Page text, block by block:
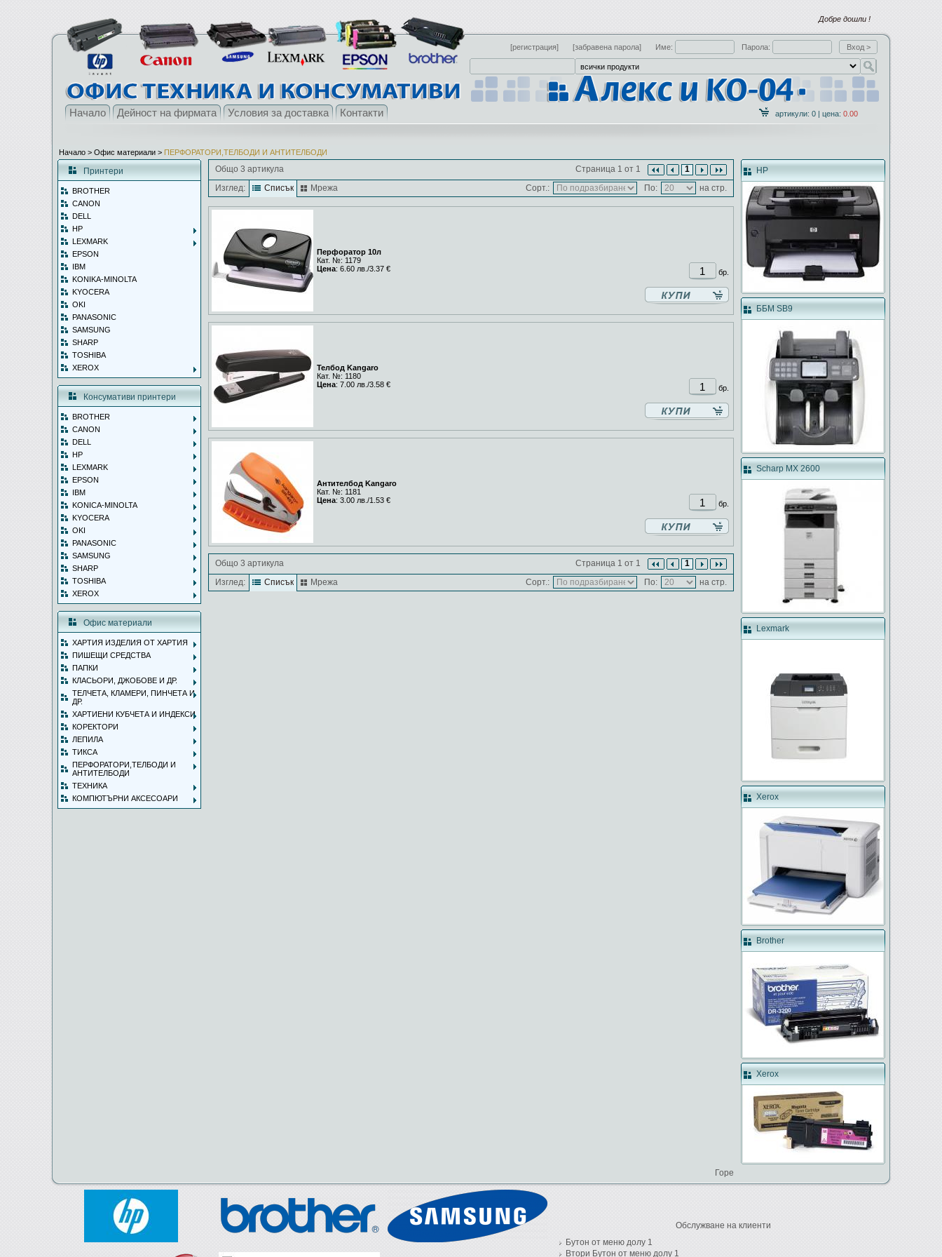
Добре дошли !
[регистрация] [забравена парола] Име: Парола:
Начало Дейност на фирмата Условия за доставка Контакти артикули: 0 | цена: 0.00
Начало > Офис материали > ПЕРФОРАТОРИ,ТЕЛБОДИ И АНТИТЕЛБОДИ
Принтери
BROTHER
CANON
DELL
HP
LEXMARK
EPSON
IBM
KONIKA-MINOLTA
KYOCERA
OKI
PANASONIC
SAMSUNG
SHARP
TOSHIBA
XEROX
Консумативи принтери
BROTHER
CANON
DELL
HP
LEXMARK
EPSON
IBM
KONICA-MINOLTA
KYOCERA
OKI
PANASONIC
SAMSUNG
SHARP
TOSHIBA
XEROX
Офис материали
ХАРТИЯ ИЗДЕЛИЯ ОТ ХАРТИЯ
ПИШЕЩИ СРЕДСТВА
ПАПКИ
КЛАСЬОРИ, ДЖОБОВЕ И ДР.
ТЕЛЧЕТА, КЛАМЕРИ, ПИНЧЕТА И
ДР.
ХАРТИЕНИ КУБЧЕТА И ИНДЕКСИ
КОРЕКТОРИ
ЛЕПИЛА
ТИКСА
ПЕРФОРАТОРИ,ТЕЛБОДИ И
АНТИТЕЛБОДИ
ТЕХНИКА
КОМПЮТЪРНИ АКСЕСОАРИ
Общо 3 артикула Страница 1 от 1
1
Изглед:
Списък Мрежа Сорт.: По: на стр.
Перфоратор 10л
Кат. №: 1179
Цена: 6.60 лв./3.37 € бр.
Телбод Kangaro
Кат. №: 1180
Цена: 7.00 лв./3.58 € бр.
Антителбод Kangaro
Кат. №: 1181
Цена: 3.00 лв./1.53 € бр.
Общо 3 артикула Страница 1 от 1
1
Изглед:
Списък Мрежа Сорт.: По: на стр.
HP
ББМ SB9
Scharp MX 2600
Lexmark
Xerox
Brother
Xerox
Горе
Обслужване на клиенти
Бутон от меню долу 1
Втори Бутон от меню долу 1